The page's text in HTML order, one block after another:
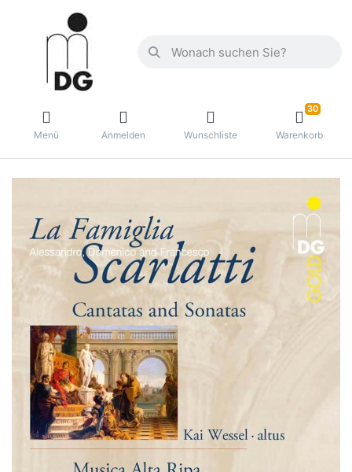
Menü Anmelden Wunschliste
30
Warenkorb